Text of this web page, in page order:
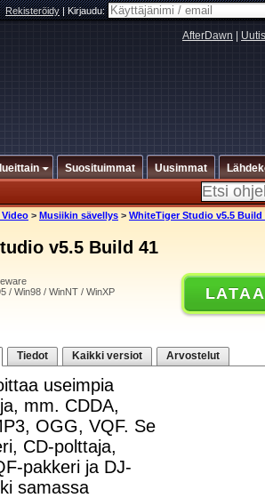
Rekisteröidy|Kirjaudu:
AfterDawn
Suosituimmat Uusimmat
> Musiikin sävellys > WhiteTiger Studio v5.5 Build
v5.5 Build 41
/ Win98 / WinNT / WinXP
LATAA
Tiedot Kaikki versiot Arvostelut
useimpia
mm. CDDA,
OGG, VQF. Se
CD-polttaja,
pakkeri ja DJ-
samassa